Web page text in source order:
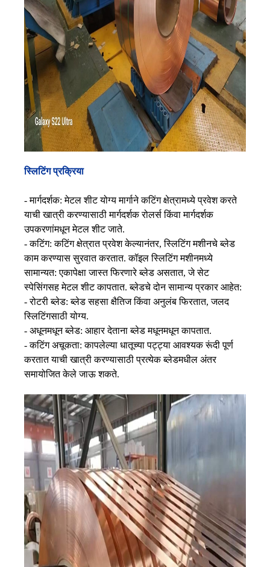
स्लिटिंग प्रक्रिया
- मार्गदर्शक: मेटल शीट योग्य मार्गाने कटिंग क्षेत्रामध्ये प्रवेश करते
याची खात्री करण्यासाठी मार्गदर्शक रोलर्स किंवा मार्गदर्शक
उपकरणांमधून मेटल शीट जाते.
- कटिंग: कटिंग क्षेत्रात प्रवेश केल्यानंतर, स्लिटिंग मशीनचे ब्लेड
काम करण्यास सुरवात करतात. कॉइल स्लिटिंग मशीनमध्ये
सामान्यत: एकापेक्षा जास्त फिरणारे ब्लेड असतात, जे सेट
स्पेसिंगसह मेटल शीट कापतात. ब्लेडचे दोन सामान्य प्रकार आहेत:
- रोटरी ब्लेड: ब्लेड सहसा क्षैतिज किंवा अनुलंब फिरतात, जलद
स्लिटिंगसाठी योग्य.
- अधूनमधून ब्लेड: आहार देताना ब्लेड मधूनमधून कापतात.
- कटिंग अचूकता: कापलेल्या धातूच्या पट्ट्या आवश्यक रूंदी पूर्ण
करतात याची खात्री करण्यासाठी प्रत्येक ब्लेडमधील अंतर
समायोजित केले जाऊ शकते.